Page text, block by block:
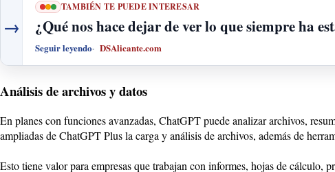
→
TAMBIÉN TE PUEDE INTERESAR
¿Qué nos hace dejar de ver lo que siempre ha
Seguir leyendo DSAlicante.com
Análisis de archivos y datos
En planes con funciones avanzadas, ChatGPT puede analizar archivos,
ampliadas de ChatGPT Plus la carga y análisis de archivos, además de
Esto tiene valor para empresas que trabajan con informes, hojas de cálculo,